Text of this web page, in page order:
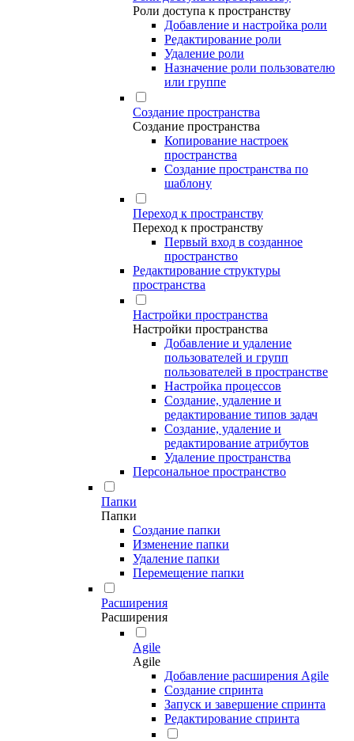
Роли доступа к пространству
Добавление и настройка роли
Редактирование роли
Удаление роли
Назначение роли пользователю
или группе
Создание пространства
Создание пространства
Копирование настроек
пространства
Создание пространства по
шаблону
Переход к пространству
Переход к пространству
Первый вход в созданное
пространство
Редактирование структуры
пространства
Настройки пространства
Настройки пространства
Добавление и удаление
пользователей и групп
пользователей в пространстве
Настройка процессов
Создание, удаление и
редактирование типов задач
Создание, удаление и
редактирование атрибутов
Удаление пространства
Персональное пространство
Папки
Папки
Создание папки
Изменение папки
Удаление папки
Перемещение папки
Расширения
Расширения
Agile
Agile
Добавление расширения Agile
Создание спринта
Запуск и завершение спринта
Редактирование спринта